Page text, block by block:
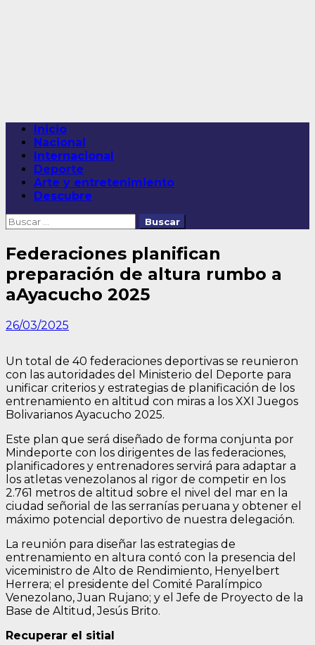
Menú
principal
Inicio
Nacional
Internacional
Deporte
Arte y entretenimiento
Descubre
Buscar:
Federaciones planifican
preparación de altura rumbo a
aAyacucho 2025
26/03/2025
Un total de 40 federaciones deportivas se reunieron
con las autoridades del Ministerio del Deporte para
unificar criterios y estrategias de planificación de los
entrenamiento en altitud con miras a los XXI Juegos
Bolivarianos Ayacucho 2025.
Este plan que será diseñado de forma conjunta por
Mindeporte con los dirigentes de las federaciones,
planificadores y entrenadores servirá para adaptar a
los atletas venezolanos al rigor de competir en los
2.761 metros de altitud sobre el nivel del mar en la
ciudad señorial de las serranías peruana y obtener el
máximo potencial deportivo de nuestra delegación.
La reunión para diseñar las estrategias de
entrenamiento en altura contó con la presencia del
viceministro de Alto de Rendimiento, Henyelbert
Herrera; el presidente del Comité Paralímpico
Venezolano, Juan Rujano; y el Jefe de Proyecto de la
Base de Altitud, Jesús Brito.
Recuperar el sitial